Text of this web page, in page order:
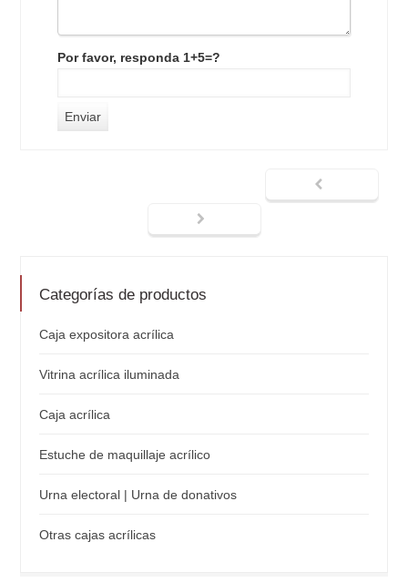
Por favor, responda 1+5=?
Categorías de productos
Caja expositora acrílica
Vitrina acrílica iluminada
Caja acrílica
Estuche de maquillaje acrílico
Urna electoral | Urna de donativos
Otras cajas acrílicas